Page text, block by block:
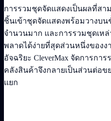
การรวมชุดจัดแสดงเป็นผลที่สา
ชิ้นเข้าชุดจัดแสดงพร้อมวางบ
จำนวนมาก และการรวมชุดเห
พลาดได้ง่ายที่สุดส่วนหนึ่งของ
อัจฉริยะ CleverMax จัดการกา
คลังสินค้าจึงกลายเป็นส่วนต่อข
แยก